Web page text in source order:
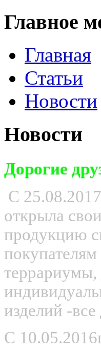
Главное
Главная
Статьи
Новости
Новости
Дорогие
С
открыла
продукцию
террариумы,
изделий -
С